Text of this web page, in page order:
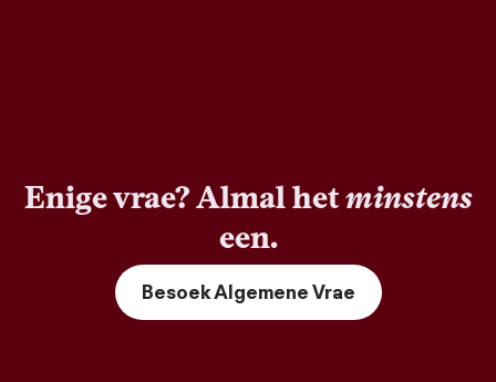
Enige vrae? Almal hetminstens
een.
Besoek Algemene Vrae